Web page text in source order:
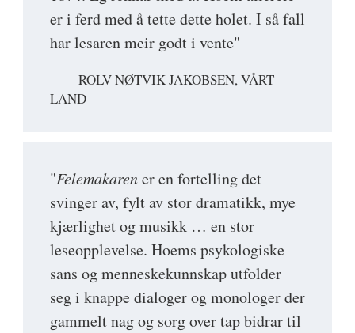
er i ferd med å tette dette holet. I så fall
har lesaren meir godt i vente"
ROLV NØTVIK JAKOBSEN, VÅRT
LAND
"Felemakarener en fortelling det
svinger av, fylt av stor dramatikk, mye
kjærlighet og musikk … en stor
leseopplevelse. Hoems psykologiske
sans og menneskekunnskap utfolder
seg i knappe dialoger og monologer der
gammelt nag og sorg over tap bidrar til